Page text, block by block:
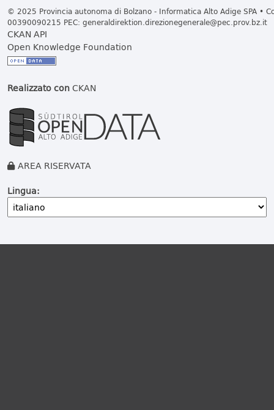
© 2025 Provincia autonoma di Bolzano - Informatica Alto Adige SPA •
00390090215 PEC: generaldirektion.direzionegenerale@pec.prov.bz.it
CKAN API
Open Knowledge Foundation
Realizzato conCKAN
AREA RISERVATA
Lingua